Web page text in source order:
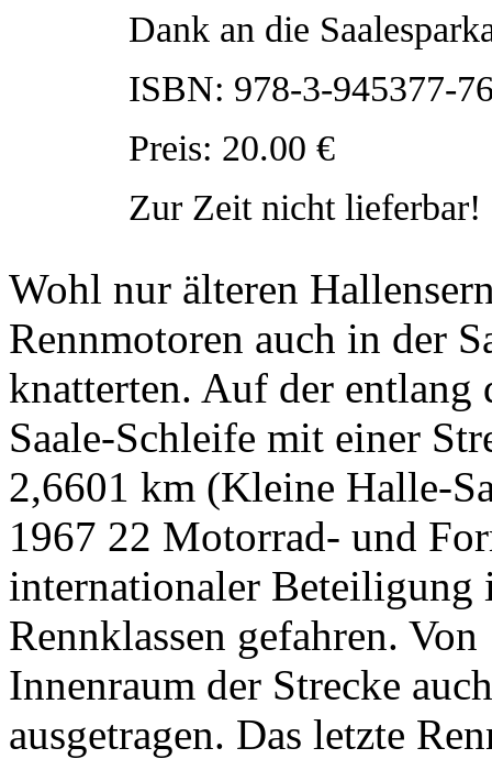
Dank an die
ISBN: 978-3-945377-
Preis: 20.00 €
Zur Zeit nicht lieferbar!
Wohl nur älteren
Rennmotoren auch in der
knatterten. Auf der entlang
Saale-Schleife mit einer
2,6601 km (Kleine Halle-
1967 22 Motorrad- und
internationaler Beteiligung
Rennklassen gefahren.
Innenraum der Strecke
ausgetragen. Das letzte